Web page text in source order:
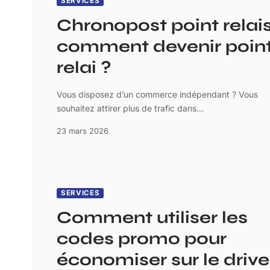
Chronopost point
comment devenir
relai ?
Vous disposez d’un commerce indépendant ? Vous
souhaitez attirer plus de trafic dans…
23 mars 2026
SERVICES
Comment utiliser les
codes promo pour
économiser sur le drive